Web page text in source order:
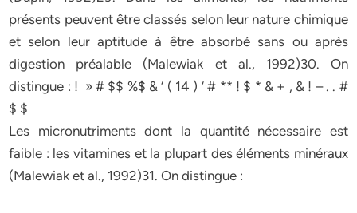
présents peuvent être classés selon leur nature chimique
et selon leur aptitude à être absorbé sans ou après
digestion préalable (Malewiak et al., 1992)30. On
distingue : ! » # $$ %$ & ‘ ( 14 ) ‘ # ** ! $ * & + , & ! – . . #
$ $
Les micronutriments dont la quantité nécessaire est
faible : les vitamines et la plupart des éléments minéraux
(Malewiak et al., 1992)31. On distingue :